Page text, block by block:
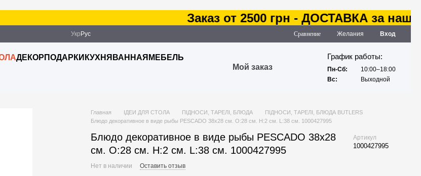
Заказ от 2500 грн - ДОСТАВКА за наш
Укр Рус Сравнение Желания Вход
ДЕКОР ПОДАРКИ КУХНЯ ВАННАЯ МЕБЕЛЬ
Мой заказ
График работы:
Пн-Сб:
10:00–18:00
Вс:
Выходной
Главная ІДЕИ ДЛЯ СТОЛА ПІДНОСИ, ТАРЕЛІ, БЛЮДА
ПІДНОСИ, ТАРЕЛІ, БЛЮДА BUTLERS
Блюдо декоративное в виде рыбы PESCADO 38х28 см. O:28 см. H:2 см. L:38 см. 1000427995
Блюдо декоративное в виде рыбы PESCADO 38х28
см. O:28 см. H:2 см. L:38 см. 1000427995
Артикул
1000427995
Нет в наличии Оставить отзыв